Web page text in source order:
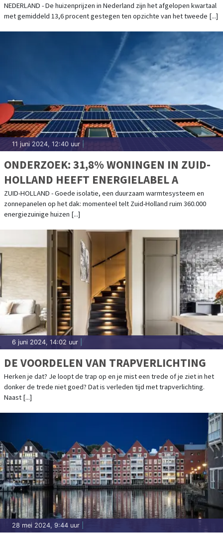
NEDERLAND - De huizenprijzen in Nederland zijn het afgelopen kwartaal
met gemiddeld 13,6 procent gestegen ten opzichte van het tweede [...]
11 juni 2024, 12:40 uur
ONDERZOEK: 31,8% WONINGEN IN ZUID-
HOLLAND HEEFT ENERGIELABEL A
ZUID-HOLLAND - Goede isolatie, een duurzaam warmtesysteem en
zonnepanelen op het dak: momenteel telt Zuid-Holland ruim 360.000
energiezuinige huizen [...]
6 juni 2024, 14:02 uur
DE VOORDELEN VAN TRAPVERLICHTING
Herken je dat? Je loopt de trap op en je mist een trede of je ziet in het
donker de trede niet goed? Dat is verleden tijd met trapverlichting.
Naast [...]
28 mei 2024, 9:44 uur